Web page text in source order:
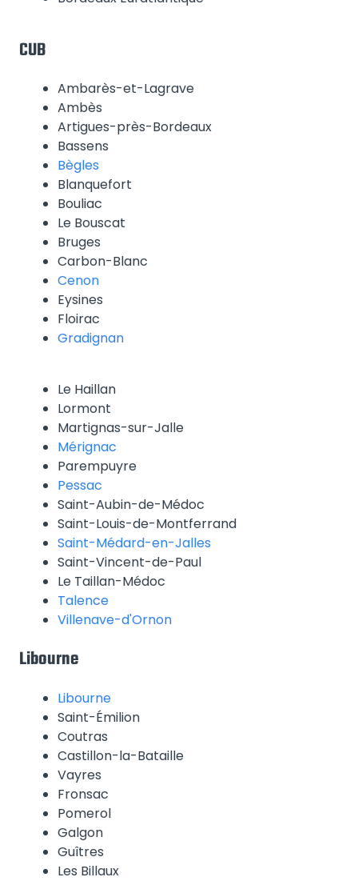
CUB
Ambarès-et-Lagrave
Ambès
Artigues-près-Bordeaux
Bassens
Bègles
Blanquefort
Bouliac
Le Bouscat
Bruges
Carbon-Blanc
Cenon
Eysines
Floirac
Gradignan
Le Haillan
Lormont
Martignas-sur-Jalle
Mérignac
Parempuyre
Pessac
Saint-Aubin-de-Médoc
Saint-Louis-de-Montferrand
Saint-Médard-en-Jalles
Saint-Vincent-de-Paul
Le Taillan-Médoc
Talence
Villenave-d'Ornon
Libourne
Libourne
Saint-Émilion
Coutras
Castillon-la-Bataille
Vayres
Fronsac
Pomerol
Galgon
Guîtres
Les Billaux